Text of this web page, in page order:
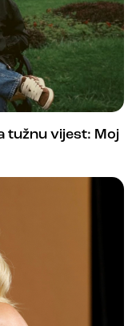
tužnu vijest: Moj